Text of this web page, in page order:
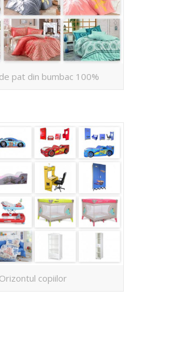
pat din bumbac 100%
Orizontul copiilor